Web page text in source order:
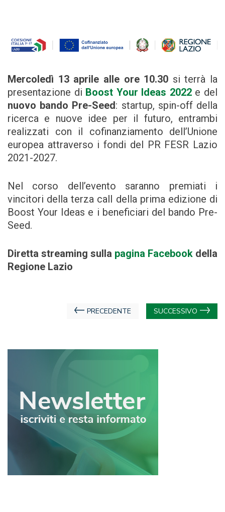
Mercoledì 13 aprile alle ore 10.30 si terrà la
presentazione di Boost Your Ideas 2022e del
nuovo bando Pre-Seed: startup, spin-off della
ricerca e nuove idee per il futuro, entrambi
realizzati con il cofinanziamento dell’Unione
europea attraverso i fondi del PR FESR Lazio
2021-2027.
Nel corso dell’evento saranno premiati i
vincitori della terza call della prima edizione di
Boost Your Ideas e i beneficiari del bando Pre-
Seed.
Diretta streaming sulla pagina Facebook della
Regione Lazio
Navigazione
PRECEDENTE SUCCESSIVO